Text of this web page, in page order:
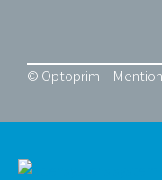
© Optoprim –